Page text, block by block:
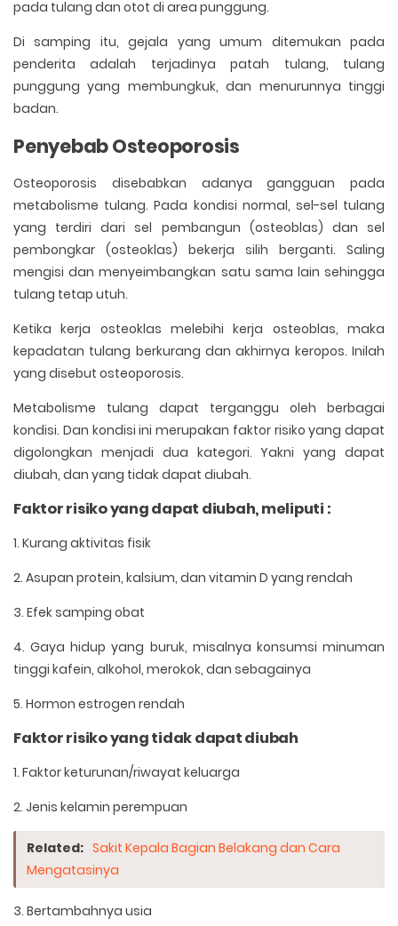
pada tulang dan otot di area punggung.
Di samping itu, gejala yang umum ditemukan pada
penderita adalah terjadinya patah tulang, tulang
punggung yang membungkuk, dan menurunnya tinggi
badan.
Penyebab Osteoporosis
Osteoporosis disebabkan adanya gangguan pada
metabolisme tulang. Pada kondisi normal, sel-sel tulang
yang terdiri dari sel pembangun (osteoblas) dan sel
pembongkar (osteoklas) bekerja silih berganti. Saling
mengisi dan menyeimbangkan satu sama lain sehingga
tulang tetap utuh.
Ketika kerja osteoklas melebihi kerja osteoblas, maka
kepadatan tulang berkurang dan akhirnya keropos. Inilah
yang disebut osteoporosis.
Metabolisme tulang dapat terganggu oleh berbagai
kondisi. Dan kondisi ini merupakan faktor risiko yang dapat
digolongkan menjadi dua kategori. Yakni yang dapat
diubah, dan yang tidak dapat diubah.
Faktor risiko yang dapat diubah, meliputi :
1. Kurang aktivitas fisik
2. Asupan protein, kalsium, dan vitamin D yang rendah
3. Efek samping obat
4. Gaya hidup yang buruk, misalnya konsumsi minuman
tinggi kafein, alkohol, merokok, dan sebagainya
5. Hormon estrogen rendah
Faktor risiko yang tidak dapat diubah
1. Faktor keturunan/riwayat keluarga
2. Jenis kelamin perempuan
Related: Sakit Kepala Bagian Belakang dan Cara
Mengatasinya
3. Bertambahnya usia